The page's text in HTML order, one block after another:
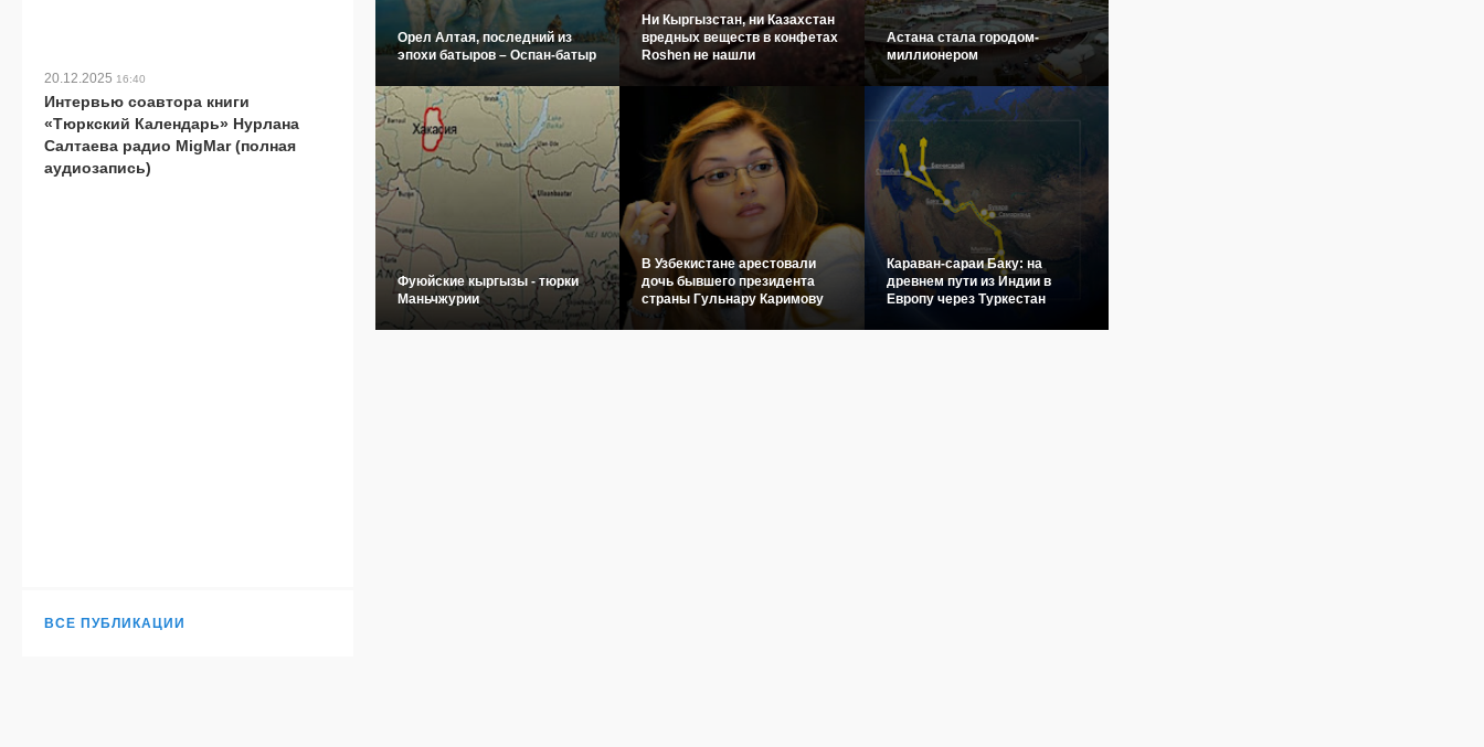
Орел Алтая, последний из
эпохи батыров – Оспан-батыр
Ни Кыргызстан, ни Казахстан
вредных веществ в конфетах
Roshen не нашли
Астана стала городом-
миллионером
Фуюйские кыргызы - тюрки
Маньчжурии
В Узбекистане арестовали
дочь бывшего президента
страны Гульнару Каримову
Караван-сараи Баку: на
древнем пути из Индии в
Европу через Туркестан
20.12.2025 16:40
Интервью соавтора книги
«Тюркский Календарь» Нурлана
Салтаева радио MigMar (полная
аудиозапись)
ВСЕ ПУБЛИКАЦИИ